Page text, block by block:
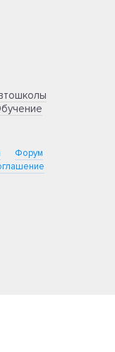
Форум